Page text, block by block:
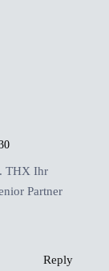
THX Ihr
Partner
Reply